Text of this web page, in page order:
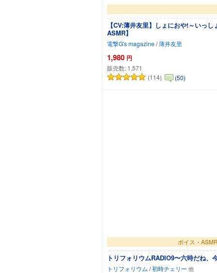
【CV:薄井友里】しょにおや!～いっ
ASMR】
電撃G's magazine/薄井友里
1,980 円
販売数: 1,571
(114)
(50)
ボイス・
トリフォリウムRADIO9〜六時だね、
トリフォリウム /初時チェリー